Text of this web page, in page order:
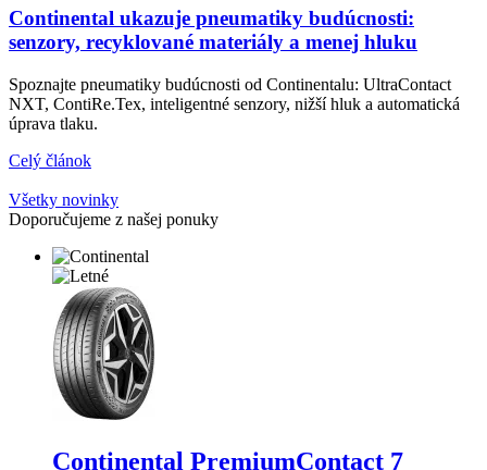
Continental ukazuje pneumatiky budúcnosti:
senzory, recyklované materiály a menej hluku
Spoznajte pneumatiky budúcnosti od Continentalu: UltraContact
NXT, ContiRe.Tex, inteligentné senzory, nižší hluk a automatická
úprava tlaku.
Celý článok
Všetky novinky
Doporučujeme z našej ponuky
Continental PremiumContact 7